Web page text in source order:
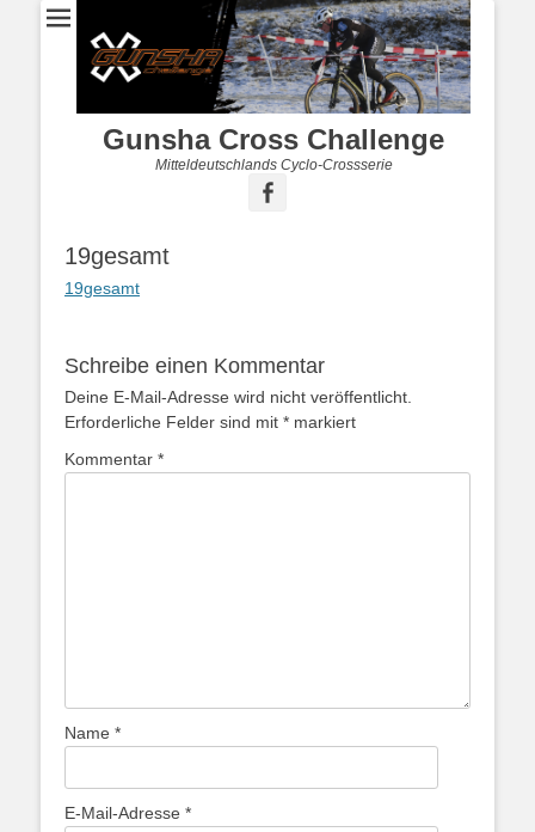
Gunsha Cross Challenge
Mitteldeutschlands Cyclo-Crossserie
19gesamt
19gesamt
Schreibe einen Kommentar
Deine E-Mail-Adresse wird nicht veröffentlicht.
Erforderliche Felder sind mit * markiert
Kommentar *
Name *
E-Mail-Adresse *